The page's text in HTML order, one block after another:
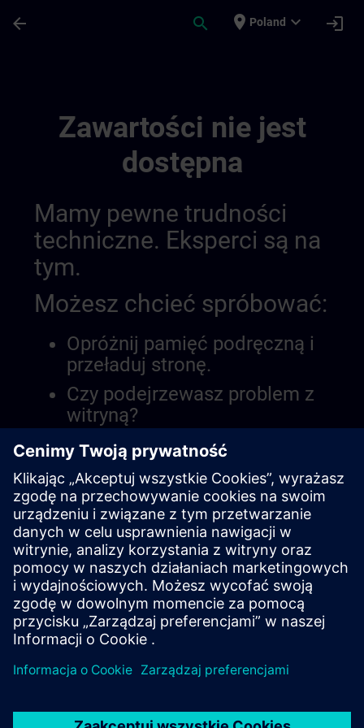
arrow_back search place Poland expand_more login
Zawartości nie jest
dostępna
Mamy pewne trudności
techniczne. Eksperci są na
tym.
Możesz chcieć spróbować:
Opróżnij pamięć podręczną i
przeładuj stronę.
Czy podejrzewasz problem z
witryną?
Zgłoś problem